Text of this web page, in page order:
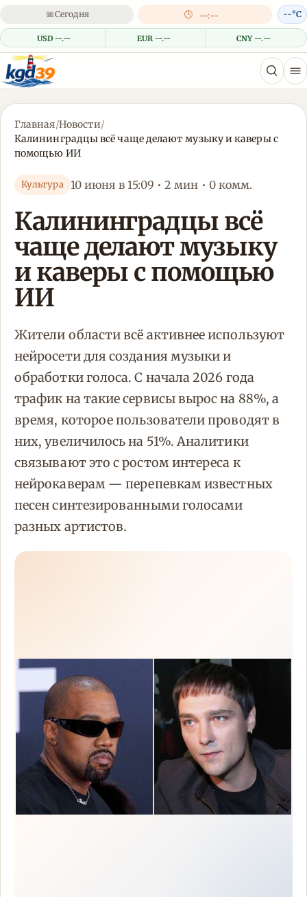
📅Сегодня 🕒 --:--
USD --.-- EUR --.-- CNY --.--
--°C
Главная/Новости/
Калининградцы всё чаще делают музыку и каверы с
помощью ИИ
Культура 10 июня в 15:09 • 2 мин • 0 комм.
Калининградцы всё
чаще делают музыку
и каверы с помощью
ИИ
Жители области всё активнее используют
нейросети для создания музыки и
обработки голоса. С начала 2026 года
трафик на такие сервисы вырос на 88%, а
время, которое пользователи проводят в
них, увеличилось на 51%. Аналитики
связывают это с ростом интереса к
нейрокаверам — перепевкам известных
песен синтезированными голосами
разных артистов.